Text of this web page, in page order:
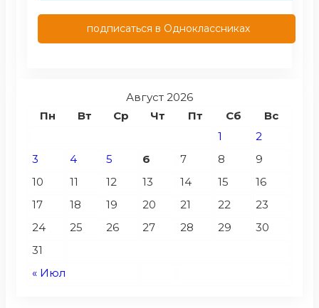
подписаться в Одноклассниках
Август 2026
Пн
Вт Ср Чт Пт Сб Вс
« Июл
1
2
3
4 5 6 7 8
9
10
11 12 13 14 15
16
17
18 19 20 21 22
23
24
25 26 27 28 29
30
31